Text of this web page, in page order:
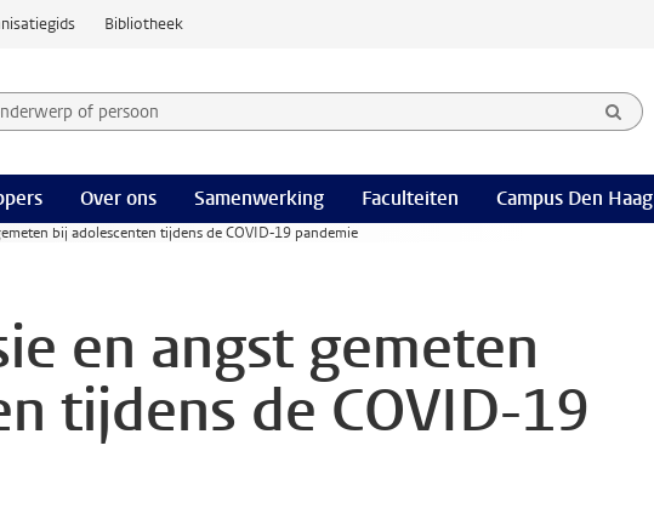
Bibliotheek
of persoon en selecteer categorie
Over ons Samenwerking Faculteiten Campus Den Haag
bij adolescenten tijdens de COVID-19 pandemie
en angst gemeten
tijdens de COVID-19